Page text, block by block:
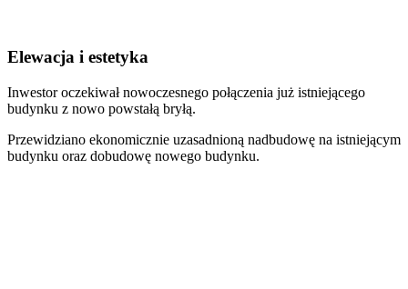
Elewacja i estetyka
Inwestor oczekiwał nowoczesnego połączenia już istniejącego
budynku z nowo powstałą bryłą.
Przewidziano ekonomicznie uzasadnioną nadbudowę na istniejącym
budynku oraz dobudowę nowego budynku.